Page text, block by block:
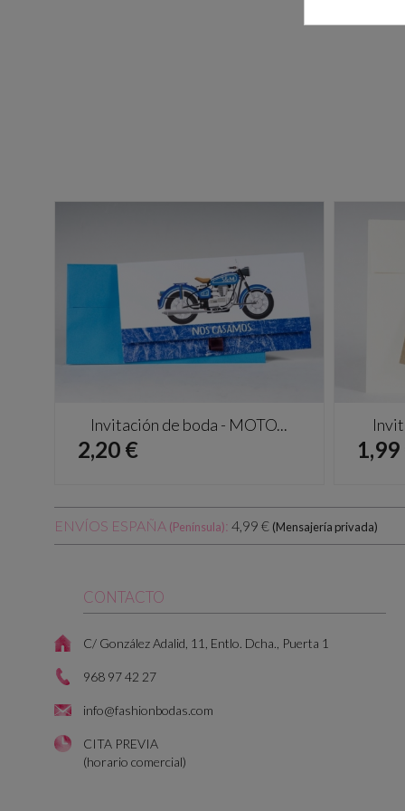
Invitación de boda - MOTO...
Precio
2,20 € 1,99
ENVÍOS ESPAÑA (Península): 4,99 € (Mensajería privada)
CONTACTO
C/ González Adalid, 11, Entlo. Dcha., Puerta 1
968 97 42 27
info@fashionbodas.com
CITA PREVIA
(horario comercial)